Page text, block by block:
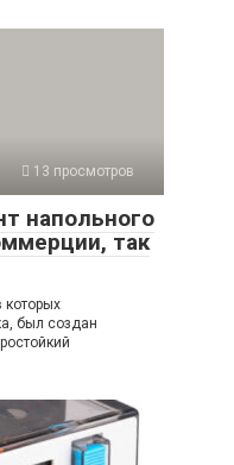
13 просмотров
напольного
так
был создан